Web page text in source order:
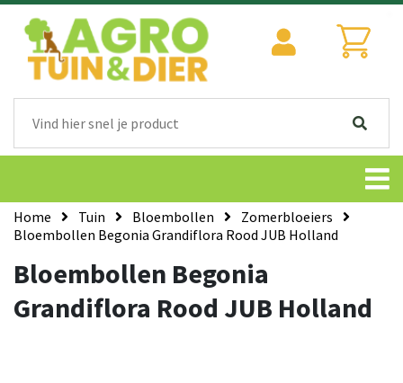
Home Tuin Bloembollen
Zomerbloeiers
Bloembollen Begonia Grandiflora Rood JUB Holland
Bloembollen Begonia
Grandiflora Rood JUB Holland